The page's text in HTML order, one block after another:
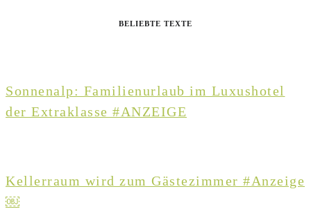
BELIEBTE TEXTE
Sonnenalp: Familienurlaub im Luxushotel
der Extraklasse #ANZEIGE
Kellerraum wird zum Gästezimmer #Anzeige
￼